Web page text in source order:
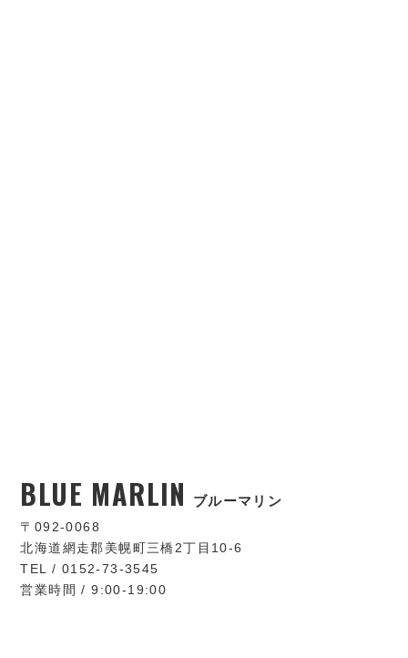
BLUE MARLIN ブルーマリン
〒092-0068
北海道網走郡美幌町三橋2丁目10-6
TEL / 0152-73-3545
営業時間 / 9:00-19:00